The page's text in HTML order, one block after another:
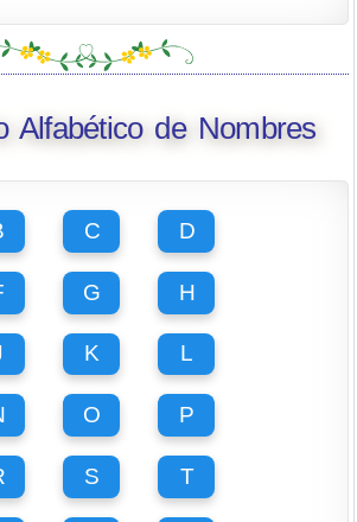
Alfabético de Nombres
C D
G H
K L
O P
S T